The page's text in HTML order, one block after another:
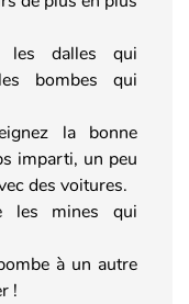
dalles qui
bombes qui
la bonne
imparti, un peu
des voitures.
les mines qui
à un autre
!